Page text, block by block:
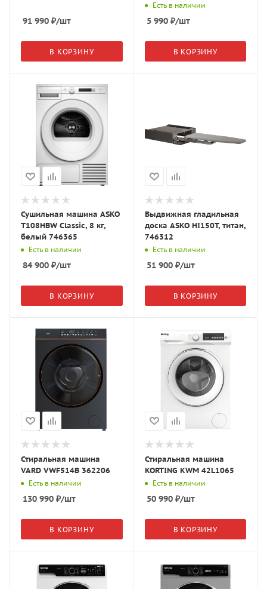
91 990 ₽/шт
В КОРЗИНУ
Есть в наличии
5 990₽/шт
В КОРЗИНУ
Сушильная машина ASKO
T108HBW Classic, 8 кг,
белый 746365
Есть в наличии
84 900 ₽/шт
В КОРЗИНУ
Выдвижная гладильная
доска ASKO HI150T, титан,
746312
Есть в наличии
51 900₽/шт
В КОРЗИНУ
Стиральная машина
VARD VWF514B 362206
Есть в наличии
130 990 ₽/шт
В КОРЗИНУ
Стиральная машина
KORTING KWM 42L1065
Есть в наличии
50 990₽/шт
В КОРЗИНУ